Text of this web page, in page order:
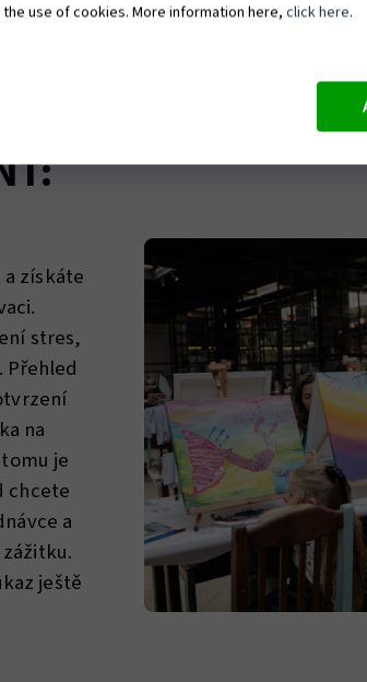
získáte
stres,
na
je
chcete
a
ještě
use of cookies. More information here, click here.